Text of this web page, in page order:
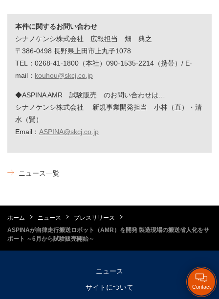
Contact
本件に関するお問い合わせ
シナノケンシ株式会社 広報担当 畑 典之
〒386-0498 長野県上田市上丸子1078
TEL：0268-41-1800（本社）090-1535-2214（携帯）/ E-
mail： kouhou@skcj.co.jp
◆ASPINA AMR 試験販売 のお問い合わせは…
シナノケンシ株式会社 新規事業開発担当 小林（直）・清
水（賢）
Email： ASPINA@skcj.co.jp
ニュース一覧
ホーム ニュース
プレスリリース
ASPINAが自律走行搬送ロボット（AMR）を開発 製造現場の搬送省人化をサ
ポート ～6月から試験販売開始～
ニュース
サイトについて